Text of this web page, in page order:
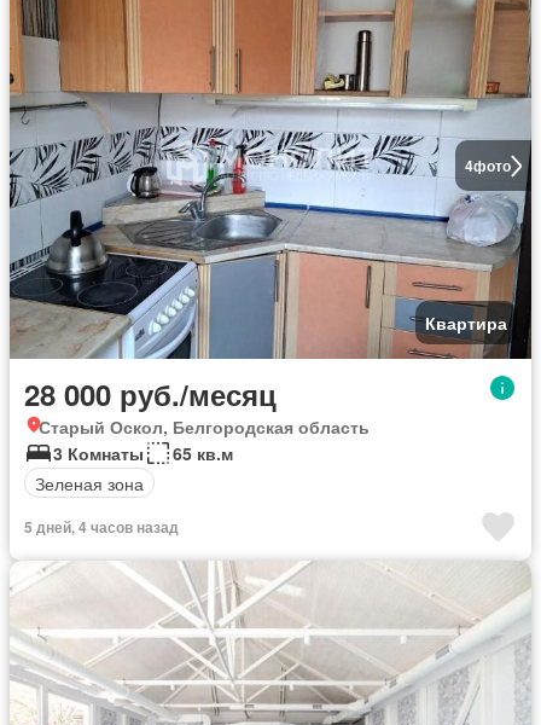
4фото
Квартира
28 000 руб./месяц
Старый Оскол, Белгородская область
3 Комнаты
65 кв.м
Зеленая зона
5 дней, 4 часов назад